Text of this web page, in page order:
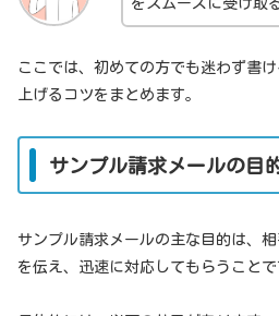
をスムーズに受け取
ここでは、初めての方でも迷わず書
上げるコツをまとめます。
サンプル請求メールの目
サンプル請求メールの主な目的は、
を伝え、迅速に対応してもらうことで